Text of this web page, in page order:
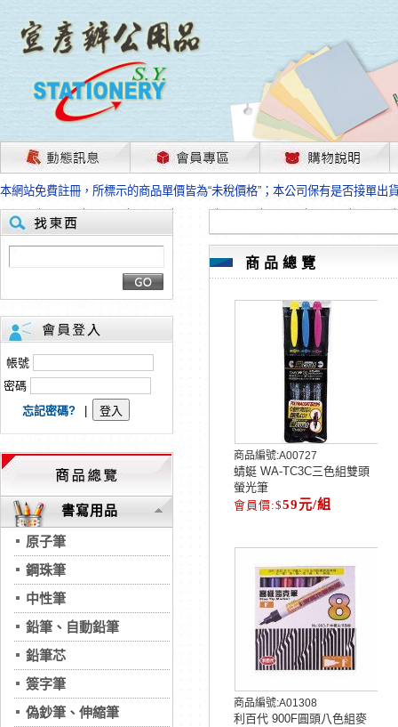
茲因國際情勢變化石油及塑化原物料波動漲幅甚大，部份上游供應商已採取
本網站免費註冊，所標示的商品單價皆為“未稅價格”；本公司保有是否接單出
HP、EPSON、CANON原廠耗材價格浮動，下單前請先跟客服人員確認最新
本網站免費註冊，所標示的商品單價皆為“未稅價格”；本公司保有是否接單出
匯款客戶請注意！因商品繁複來不及發現短缺，遂待客服人員跟您確認訂單
本網站免費註冊，所標示的商品單價皆為“未稅價格”；本公司保有是否接單出
茲因國際情勢變化石油及塑化原物料波動漲幅甚大，部份上游供應商已採取
本網站免費註冊，所標示的商品單價皆為“未稅價格”；本公司保有是否接單出
HP、EPSON、CANON原廠耗材價格浮動，下單前請先跟客服人員確認最新
本網站免費註冊，所標示的商品單價皆為“未稅價格”；本公司保有是否接單出
匯款客戶請注意！因商品繁複來不及發現短缺，遂待客服人員跟您確認訂單
本網站免費註冊，所標示的商品單價皆為“未稅價格”；本公司保有是否接單出
帳號
密碼
忘記密碼?
書寫用品
原子筆
鋼珠筆
中性筆
鉛筆、自動鉛筆
鉛筆芯
簽字筆
偽鈔筆、伸縮筆
商品總覽
商品編號:A00727
蜻蜓 WA-TC3C三色組雙頭
螢光筆
59元/組
商品編號:A01308
利百代 900F圓頭八色組麥